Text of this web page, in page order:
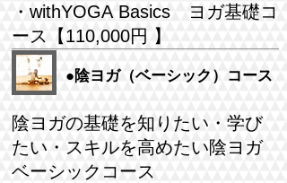
・withYOGA Basics ヨガ基礎コ
ース【110,000円 】
●陰ヨガ（ベーシック）コース
陰ヨガの基礎を知りたい・学び
たい・スキルを高めたい陰ヨガ
ベーシックコース